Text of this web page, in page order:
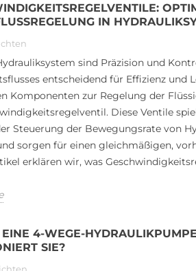
HYDRAULISCHE
IN HYDRAULIKSYSTEMEN
462 Ansichten
Ein hydraulischer Diverter ist
entscheidende Komponente in
jedem Hydrauliksystem. Er
als Ventil, das...
IN
sind Präzision und
entscheidend für Effizienz und
Komponenten zur Regelung der
Diese Ventile
Steuerung der Bewegungsrate von
sorgen für einen gleichmäßigen,
erklären wir, was
EINE 4-WEGE-
SIE?